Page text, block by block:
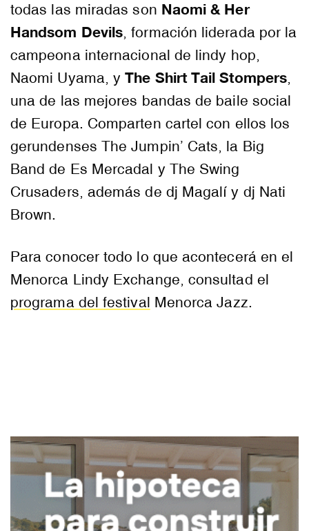
todas las miradas son Naomi & Her
Handsom Devils, formación liderada por la
campeona internacional de lindy hop,
Naomi Uyama, yThe Shirt Tail Stompers,
una de las mejores bandas de baile social
de Europa. Comparten cartel con ellos los
gerundenses The Jumpin’ Cats, la Big
Band de Es Mercadal y The Swing
Crusaders, además de dj Magalí y dj Nati
Brown.
Para conocer todo lo que acontecerá en el
Menorca Lindy Exchange, consultad el
programa del festival Menorca Jazz.